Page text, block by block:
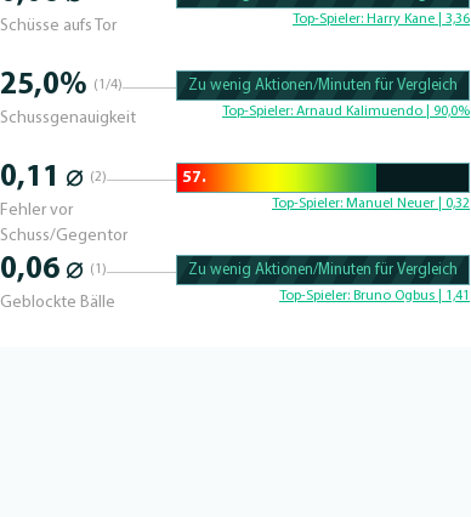
Schüsse aufs Tor Top-Spieler: Harry Kane | 3,36
25,0% (1/4)
Schussgenauigkeit
100.42735042735% Complete
Zu wenig Aktionen/Minuten für Vergleich
Top-Spieler: Arnaud Kalimuendo | 90,0%
0,11 ⌀ (2)
Fehler vor
Schuss/Gegentor
68.361581920904% Complete
57.
Top-Spieler: Manuel Neuer | 0,32
0,06 ⌀ (1)
Geblockte Bälle
100.46728971963% Complete
Zu wenig Aktionen/Minuten für Vergleich
Top-Spieler: Bruno Ogbus | 1,41